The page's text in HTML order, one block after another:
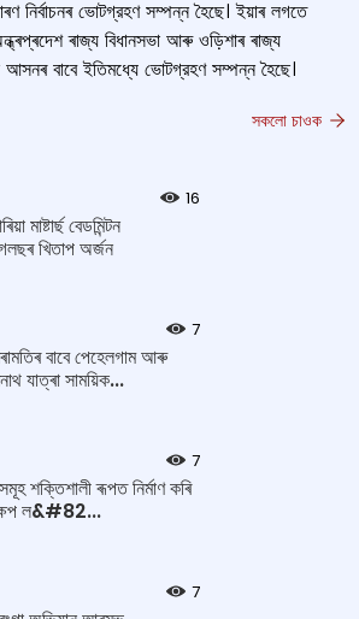
নিৰ্বাচনৰ ভোটগ্রহণ সম্পন্ন হৈছে। ইয়াৰ লগতে
ৰাজ্য বিধানসভা আৰু ওড়িশাৰ ৰাজ্য
আসনৰ বাবে ইতিমধ্যে ভোটগ্রহণ সম্পন্ন হৈছে।
সকলো চাওক
16
মাষ্টাৰ্ছ বেডমিন্টন
খিতাপ অর্জন
7
বাবে পেহেলগাম আৰু
যাত্ৰা সাময়িক...
7
শক্তিশালী ৰূপত নিৰ্মাণ কৰি
ল&#82...
7